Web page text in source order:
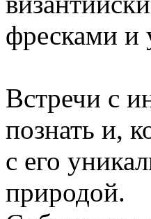
фресками и
Встречи с
познать и,
с его
природой.